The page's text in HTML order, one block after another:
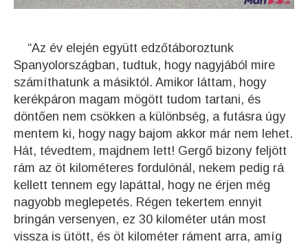
“Az év elején együtt edzőtáboroztunk
Spanyolországban, tudtuk, hogy nagyjából mire
számíthatunk a másiktól. Amikor láttam, hogy
kerékpáron magam mögött tudom tartani, és
döntően nem csökken a különbség, a futásra úgy
mentem ki, hogy nagy bajom akkor már nem lehet.
Hát, tévedtem, majdnem lett! Gergő bizony feljött
rám az öt kilométeres fordulónál, nekem pedig rá
kellett tennem egy lapáttal, hogy ne érjen még
nagyobb meglepetés. Régen tekertem ennyit
bringán versenyen, ez 30 kilométer után most
vissza is ütött, és öt kilométer ráment arra, amíg